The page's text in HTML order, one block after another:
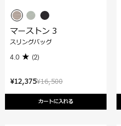
¥16,500
¥12,375
カートに入れる
マーストン 3
スリングバッグ
4.0 (2)